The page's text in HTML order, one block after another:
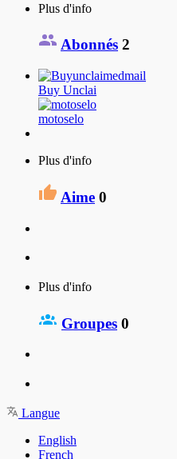
Plus d'info
Abonnés 2
Buy Unclai
motoselo
Plus d'info
Aime 0
Plus d'info
Groupes 0
Langue
English
French